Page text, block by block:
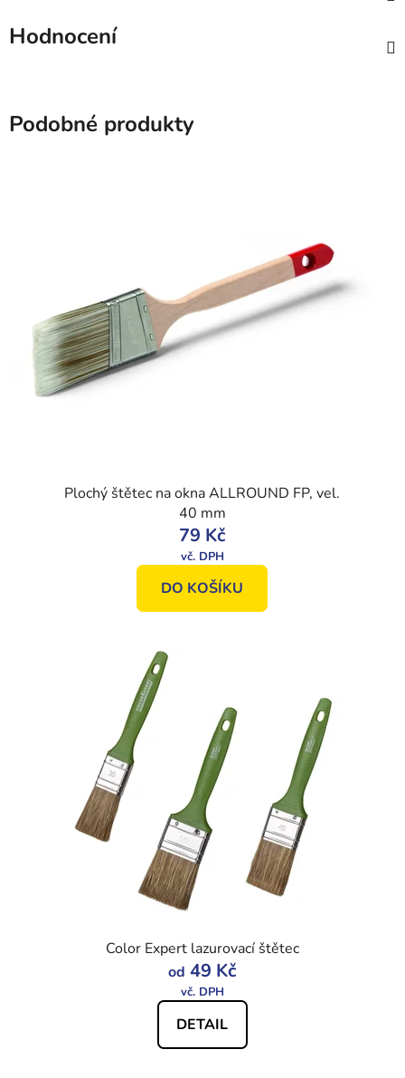
Hodnocení
Podobné produkty
Plochý štětec na okna ALLROUND FP, vel.
40 mm
79 Kč
DO KOŠÍKU
Color Expert lazurovací štětec
od 49 Kč
DETAIL